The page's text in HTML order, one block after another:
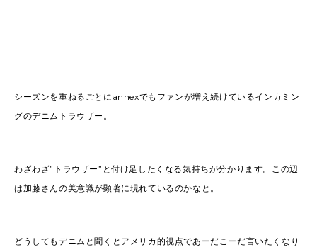
シーズンを重ねるごとにannexでもファンが増え続けているインカミン
グのデニムトラウザー。
わざわざ”トラウザー”と付け足したくなる気持ちが分かります。この辺
は加藤さんの美意識が顕著に現れているのかなと。
どうしてもデニムと聞くとアメリカ的視点であーだこーだ言いたくなり